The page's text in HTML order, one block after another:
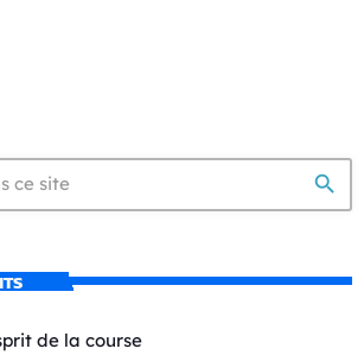
search
de la course